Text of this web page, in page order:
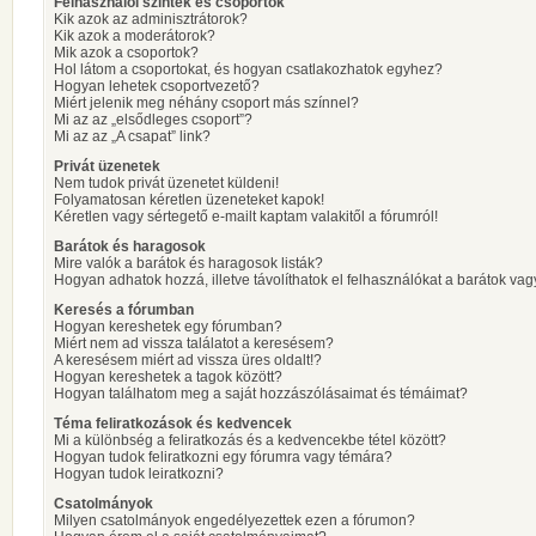
Kik azok az adminisztrátorok?
Kik azok a moderátorok?
Mik azok a csoportok?
Hol látom a csoportokat, és hogyan csatlakozhatok egyhez?
Hogyan lehetek csoportvezető?
Miért jelenik meg néhány csoport más színnel?
Mi az az „elsődleges csoport”?
Mi az az „A csapat” link?
Privát üzenetek
Nem tudok privát üzenetet küldeni!
Folyamatosan kéretlen üzeneteket kapok!
Kéretlen vagy sértegető e-mailt kaptam valakitől a fórumról!
Barátok és haragosok
Mire valók a barátok és haragosok listák?
Hogyan adhatok hozzá, illetve távolíthatok el felhasználókat a barátok
Keresés a fórumban
Hogyan kereshetek egy fórumban?
Miért nem ad vissza találatot a keresésem?
A keresésem miért ad vissza üres oldalt!?
Hogyan kereshetek a tagok között?
Hogyan találhatom meg a saját hozzászólásaimat és témáimat?
Téma feliratkozások és kedvencek
Mi a különbség a feliratkozás és a kedvencekbe tétel között?
Hogyan tudok feliratkozni egy fórumra vagy témára?
Hogyan tudok leiratkozni?
Csatolmányok
Milyen csatolmányok engedélyezettek ezen a fórumon?